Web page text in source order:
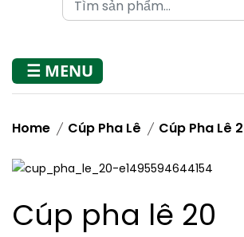
☰ MENU
Home Cúp Pha Lê Cúp Pha Lê
Cúp pha lê 20